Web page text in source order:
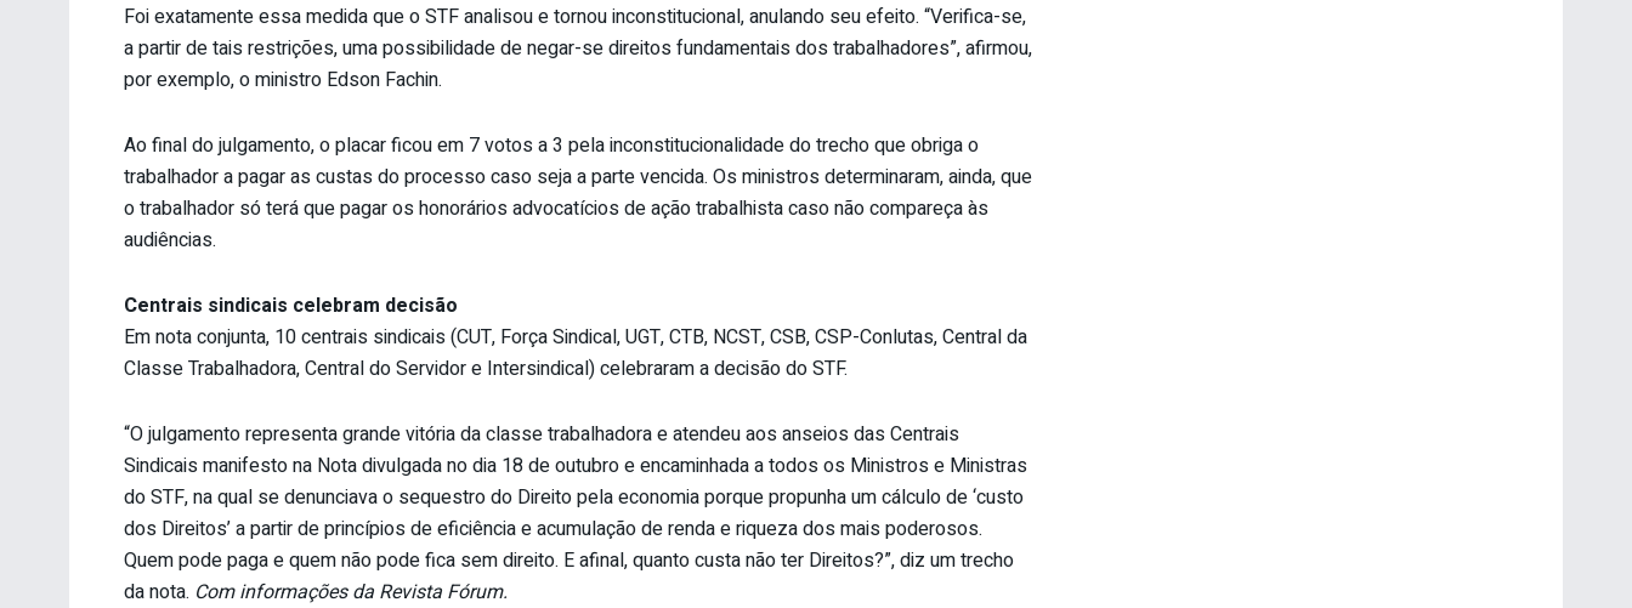
Foi exatamente essa medida que o STF analisou e tornou inconstitucional, anulando seu efeito. “Verifica-se,
a partir de tais restrições, uma possibilidade de negar-se direitos fundamentais dos trabalhadores”, afirmou,
por exemplo, o ministro Edson Fachin.
Ao final do julgamento, o placar ficou em 7 votos a 3 pela inconstitucionalidade do trecho que obriga o
trabalhador a pagar as custas do processo caso seja a parte vencida. Os ministros determinaram, ainda, que
o trabalhador só terá que pagar os honorários advocatícios de ação trabalhista caso não compareça às
audiências.
Centrais sindicais celebram decisão
Em nota conjunta, 10 centrais sindicais (CUT, Força Sindical, UGT, CTB, NCST, CSB, CSP-Conlutas, Central da
Classe Trabalhadora, Central do Servidor e Intersindical) celebraram a decisão do STF.
“O julgamento representa grande vitória da classe trabalhadora e atendeu aos anseios das Centrais
Sindicais manifesto na Nota divulgada no dia 18 de outubro e encaminhada a todos os Ministros e Ministras
do STF, na qual se denunciava o sequestro do Direito pela economia porque propunha um cálculo de ‘custo
dos Direitos’ a partir de princípios de eficiência e acumulação de renda e riqueza dos mais poderosos.
Quem pode paga e quem não pode fica sem direito. E afinal, quanto custa não ter Direitos?”, diz um trecho
da nota. Com informações da Revista Fórum.